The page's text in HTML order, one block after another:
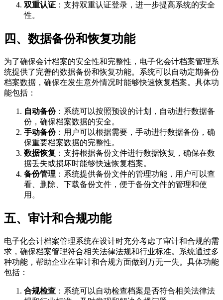
双重认证 ：支持双重认证登录，进一步提高系统的安全
性。
四、数据备份和恢复功能
为了确保会计档案的安全性和完整性，电子化会计档案管理系
统提供了完善的数据备份和恢复功能。系统可以自动定期备份
档案数据，确保在发生意外情况时能够快速恢复档案。具体功
能包括：
自动备份：系统可以按照预设的计划，自动进行数据备
份，确保档案数据的安全。
手动备份：用户可以根据需要，手动进行数据备份，确
保重要档案数据的完整性。
数据恢复 ：支持根据备份文件进行数据恢复，确保在数
据丢失或损坏时能够快速恢复档案。
备份管理 ：系统提供备份文件的管理功能，用户可以查
看、删除、下载备份文件，便于备份文件的管理和使
用。
五、审计和合规功能
电子化会计档案管理系统在设计时充分考虑了审计和合规的需
求，确保档案管理符合相关法律法规和行业标准。系统通过多
种功能，帮助企业在审计和合规方面做到万无一失。具体功能
包括：
合规检查 ：系统可以自动检查档案是否符合相关法律法